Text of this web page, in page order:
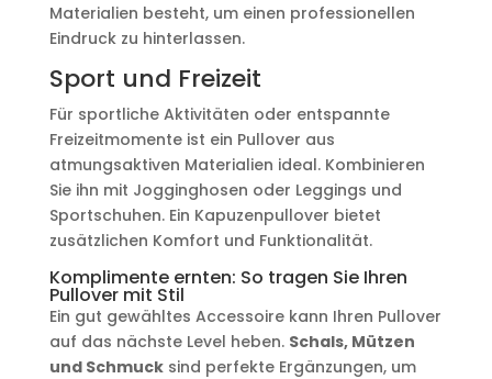
Materialien besteht, um einen professionellen
Eindruck zu hinterlassen.
Sport und Freizeit
Für sportliche Aktivitäten oder entspannte
Freizeitmomente ist ein Pullover aus
atmungsaktiven Materialien ideal. Kombinieren
Sie ihn mit Jogginghosen oder Leggings und
Sportschuhen. Ein Kapuzenpullover bietet
zusätzlichen Komfort und Funktionalität.
Komplimente ernten: So tragen Sie Ihren
Pullover mit Stil
Ein gut gewähltes Accessoire kann Ihren Pullover
auf das nächste Level heben. Schals, Mützen
und Schmucksind perfekte Ergänzungen, um